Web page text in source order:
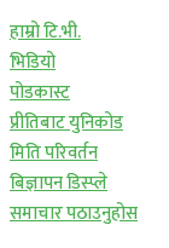
हाम्रो टि.भी.
भिडियो
पोडकास्ट
प्रीतिबाट युनिकोड
मिति परिवर्तन
बिज्ञापन डिस्प्ले
समाचार पठाउनुहोस